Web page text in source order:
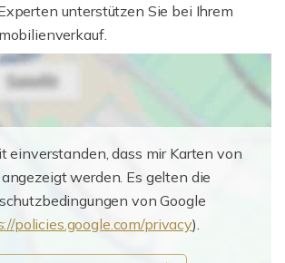
unterstützen Sie bei Ihrem
einverstanden, dass mir Karten von
werden. Es gelten die
von Google
policies.google.com/privacy).